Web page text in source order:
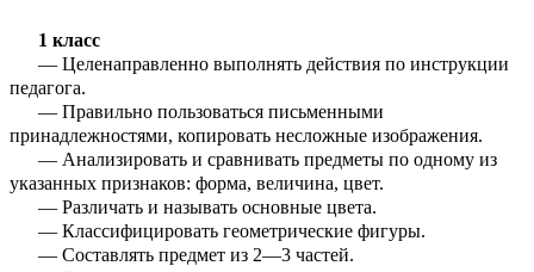
1 класс
— Целенаправленно выполнять действия по инструкции
педагога.
— Правильно пользоваться письменными
принадлежностями, копировать несложные изображения.
— Анализировать и сравнивать предметы по одному из
указанных признаков: форма, величина, цвет.
— Различать и называть основные цвета.
— Классифицировать геометрические фигуры.
— Составлять предмет из 2—3 частей.